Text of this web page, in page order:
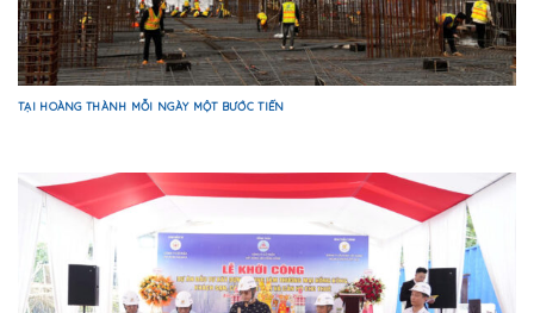
TẠI HOÀNG THÀNH MỖI NGÀY MỘT BƯỚC TIẾN